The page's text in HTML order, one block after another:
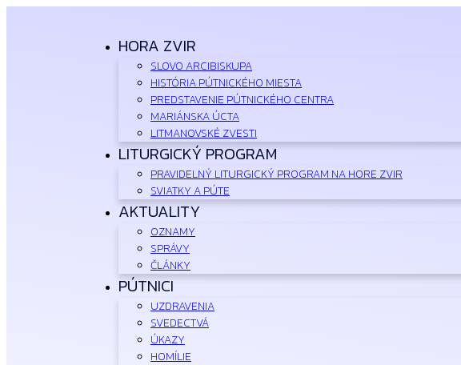
HORA ZVIR
SLOVO ARCIBISKUPA
HISTÓRIA PÚTNICKÉHO MIESTA
PREDSTAVENIE PÚTNICKÉHO CENTRA
MARIÁNSKA ÚCTA
LITMANOVSKÉ ZVESTI
LITURGICKÝ PROGRAM
PRAVIDELNÝ LITURGICKÝ PROGRAM NA HORE ZVIR
SVIATKY A PÚTE
AKTUALITY
OZNAMY
SPRÁVY
ČLÁNKY
PÚTNICI
UZDRAVENIA
SVEDECTVÁ
ÚKAZY
HOMÍLIE